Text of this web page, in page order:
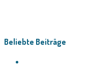
Beliebte Beiträge